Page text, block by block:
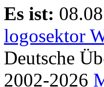
Es ist:
logosektor
Deutsche
2002-2026